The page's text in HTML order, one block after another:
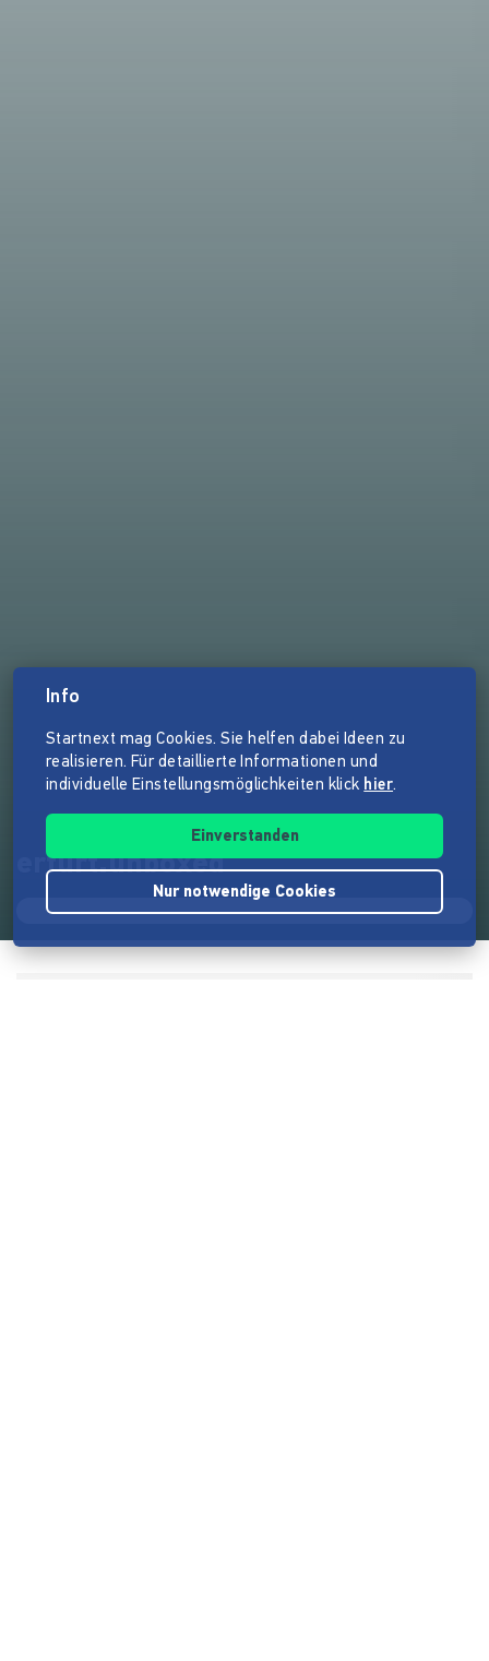
erfurt.unboxed
Info
Startnext mag Cookies. Sie helfen dabei Ideen zu
realisieren. Für detaillierte Informationen und
individuelle Einstellungsmöglichkeiten klick hier.
Einverstanden
Nur notwendige Cookies